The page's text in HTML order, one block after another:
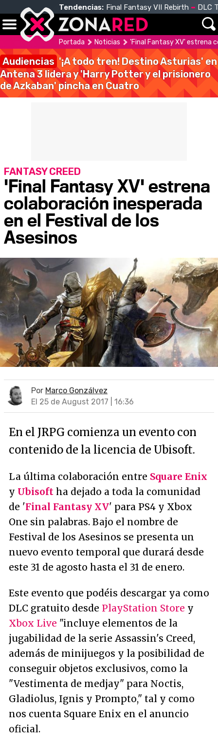
Tendencias: Final Fantasy VII Rebirth DLC
Portada Noticias 'Final Fantasy XV' estrena
Audiencias '¡A todo tren! Destino Asturias' en
Antena 3 lidera y 'Harry Potter y el prisionero
de Azkaban' pincha en Cuatro
'Final Fantasy XV' estrena
colaboración inesperada
en el Festival de los
Asesinos
FANTASY CREED
Por Marco Gonzálvez
El 25 de August 2017 | 16:36
En el JRPG comienza un evento con
contenido de la licencia de Ubisoft.
La última colaboración entre Square Enix
y Ubisoft ha dejado a toda la comunidad
de 'Final Fantasy XV' para PS4 y Xbox
One sin palabras. Bajo el nombre de
Festival de los Asesinos se presenta un
nuevo evento temporal que durará desde
este 31 de agosto hasta el 31 de enero.
Este evento que podéis descargar ya como
DLC gratuito desde PlayStation Store y
Xbox Live "incluye elementos de la
jugabilidad de la serie Assassin's Creed,
además de minijuegos y la posibilidad de
conseguir objetos exclusivos, como la
"Vestimenta de medjay" para Noctis,
Gladiolus, Ignis y Prompto," tal y como
nos cuenta Square Enix en el anuncio
oficial.